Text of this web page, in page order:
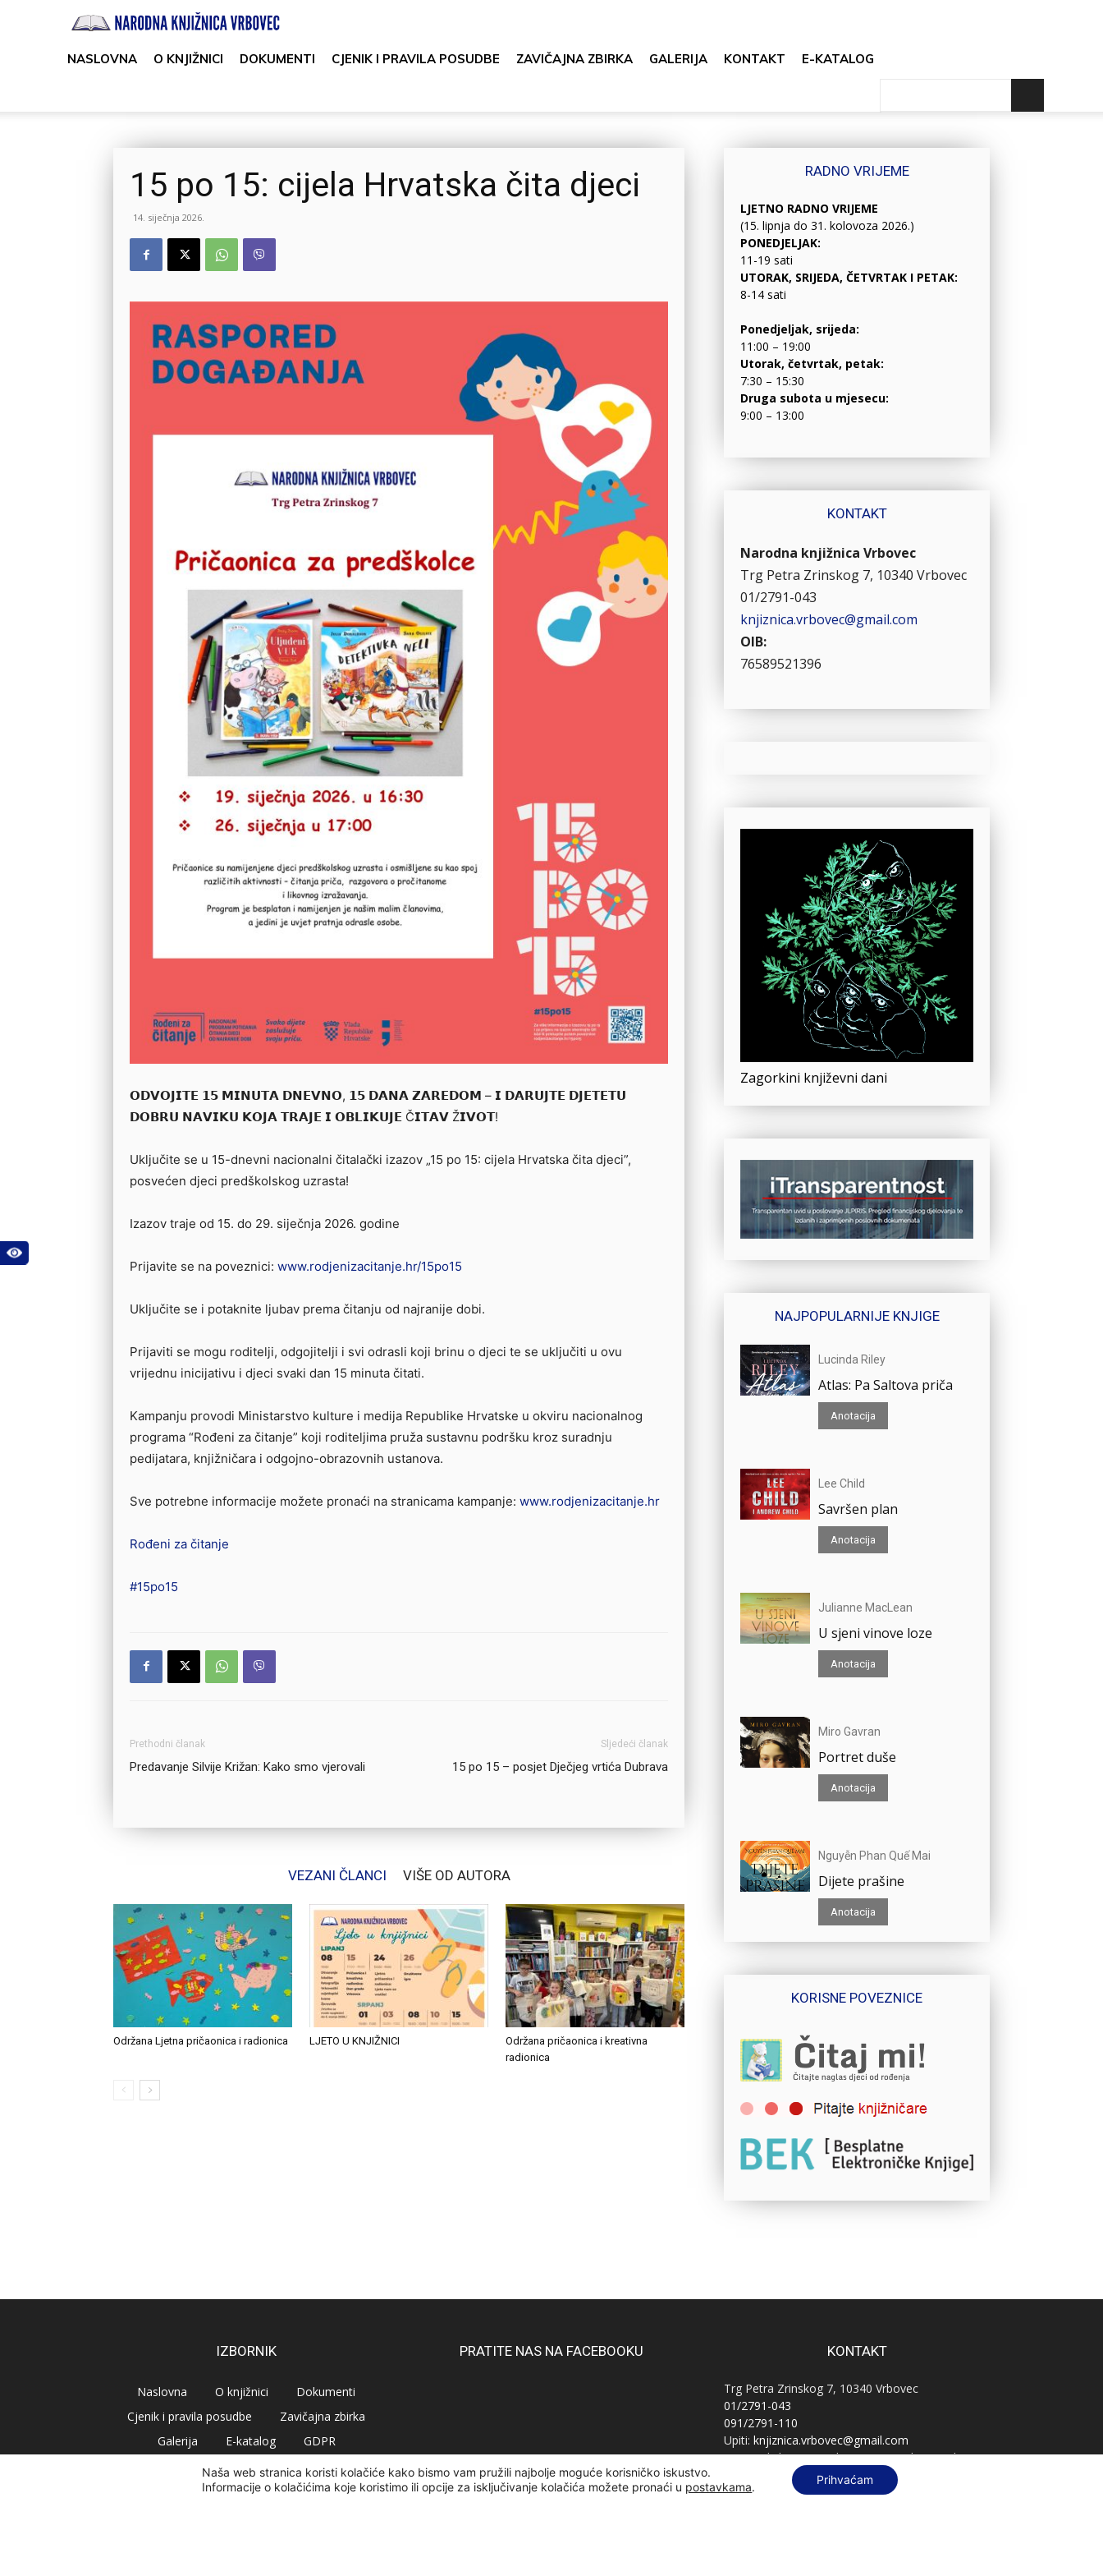
knjižnica
NASLOVNA O KNJIŽNICI DOKUMENTI CJENIK I PRAVILA POSUDBE ZAVIČAJNA ZBIRKA GALERIJA KONTAKT E-KATALOG
15 po 15: cijela Hrvatska čita djeci
14. siječnja 2026.
𝗢𝗗𝗩𝗢𝗝𝗜𝗧𝗘 𝟭𝟱 𝗠𝗜𝗡𝗨𝗧𝗔 𝗗𝗡𝗘𝗩𝗡𝗢, 𝟭𝟱 𝗗𝗔𝗡𝗔 𝗭𝗔𝗥𝗘𝗗𝗢𝗠 – 𝗜 𝗗𝗔𝗥𝗨𝗝𝗧𝗘 𝗗𝗝𝗘𝗧𝗘𝗧𝗨
𝗗𝗢𝗕𝗥𝗨 𝗡𝗔𝗩𝗜𝗞𝗨 𝗞𝗢𝗝𝗔 𝗧𝗥𝗔𝗝𝗘 𝗜 𝗢𝗕𝗟𝗜𝗞𝗨𝗝𝗘 Č𝗜𝗧𝗔𝗩 Ž𝗜𝗩𝗢𝗧!
Uključite se u 15-dnevni nacionalni čitalački izazov „15 po 15: cijela Hrvatska čita djeci”,
posvećen djeci predškolskog uzrasta!
Izazov traje od 15. do 29. siječnja 2026. godine
Prijavite se na poveznici: www.rodjenizacitanje.hr/15po15
Uključite se i potaknite ljubav prema čitanju od najranije dobi.
Prijaviti se mogu roditelji, odgojitelji i svi odrasli koji brinu o djeci te se uključiti u ovu
vrijednu inicijativu i djeci svaki dan 15 minuta čitati.
Kampanju provodi Ministarstvo kulture i medija Republike Hrvatske u okviru nacionalnog
programa “Rođeni za čitanje” koji roditeljima pruža sustavnu podršku kroz suradnju
pedijatara, knjižničara i odgojno-obrazovnih ustanova.
Sve potrebne informacije možete pronaći na stranicama kampanje: www.rodjenizacitanje.hr
Rođeni za čitanje
#15po15
Prethodni članak
Predavanje Silvije Križan: Kako smo vjerovali
Sljedeći članak
15 po 15 – posjet Dječjeg vrtića Dubrava
VEZANI ČLANCI VIŠE OD AUTORA
Održana Ljetna pričaonica i radionica LJETO U KNJIŽNICI
Održana pričaonica i kreativna
radionica
RADNO VRIJEME
LJETNO RADNO VRIJEME
(15. lipnja do 31. kolovoza 2026.)
PONEDJELJAK:
11-19 sati
UTORAK, SRIJEDA, ČETVRTAK I PETAK:
8-14 sati
Ponedjeljak, srijeda:
11:00 – 19:00
Utorak, četvrtak, petak:
7:30 – 15:30
Druga subota u mjesecu:
9:00 – 13:00
KONTAKT
Narodna knjižnica Vrbovec
Trg Petra Zrinskog 7, 10340 Vrbovec
01/2791-043
knjiznica.vrbovec@gmail.com
OIB:
76589521396
Zagorkini književni dani
NAJPOPULARNIJE KNJIGE
Lucinda Riley
Atlas: Pa Saltova priča
Anotacija
Lee Child
Savršen plan
Anotacija
Julianne MacLean
U sjeni vinove loze
Anotacija
Miro Gavran
Portret duše
Anotacija
Nguyễn Phan Quế Mai
Dijete prašine
Anotacija
KORISNE POVEZNICE
IZBORNIK
Naslovna O knjižnici
Dokumenti
Cjenik i pravila posudbe
Zavičajna zbirka
Galerija
E-katalog GDPR
PRATITE NAS NA FACEBOOKU KONTAKT
Trg Petra Zrinskog 7, 10340 Vrbovec
01/2791-043
091/2791-110
Upiti: knjiznica.vrbovec@gmail.com
Ravnatelj:knjiznica.vrbovec.ravnatelj@gmail.com
76589521396
Naša web stranica koristi kolačiće kako bismo vam pružili najbolje moguće korisničko iskustvo.
Informacije o kolačićima koje koristimo ili opcije za isključivanje kolačića možete pronaći u postavkama.
Prihvaćam